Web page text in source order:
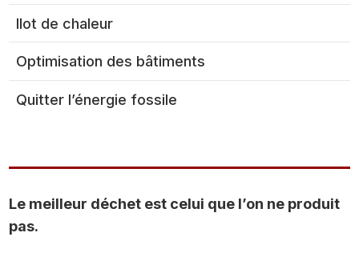
Ilot de chaleur
Optimisation des bâtiments
Quitter l’énergie fossile
Le meilleur déchet est celui que l’on ne produit
pas.